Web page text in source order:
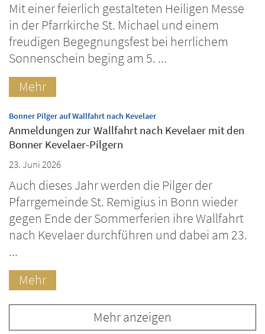
Mit einer feierlich gestalteten Heiligen Messe
in der Pfarrkirche St. Michael und einem
freudigen Begegnungsfest bei herrlichem
Sonnenschein beging am 5. ...
Mehr
Bonner Pilger auf Wallfahrt nach Kevelaer:
Anmeldungen zur Wallfahrt nach Kevelaer mit den
Bonner Kevelaer-Pilgern
23. Juni 2026
Auch dieses Jahr werden die Pilger der
Pfarrgemeinde St. Remigius in Bonn wieder
gegen Ende der Sommerferien ihre Wallfahrt
nach Kevelaer durchführen und dabei am 23.
...
Mehr
Mehr anzeigen